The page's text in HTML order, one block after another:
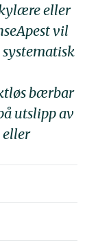
eller
vil
bærbar
utslipp av
eller